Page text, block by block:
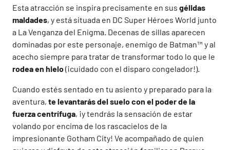
Esta atracción se inspira precisamente en sus gélidas
maldades, y está situada en DC Super Héroes World junto
a La Venganza del Enigma. Decenas de sillas aparecen
dominadas por este personaje, enemigo de Batman™ y al
acecho siempre para tratar de transformar todo lo que le
rodea en hielo(¡cuidado con el disparo congelador!).
Cuando estés sentado en tu asiento y preparado para la
aventura, te levantarás del suelo con el poder de la
fuerza centrífuga, ¡y tendrás la sensación de estar
volando por encima de los rascacielos de la
impresionante Gotham City! Ve acompañado de quien